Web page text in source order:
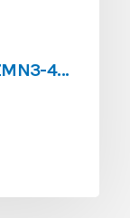
DISJONCTEUR 4P DEBR (NZMN3-4-AE630-AVE )